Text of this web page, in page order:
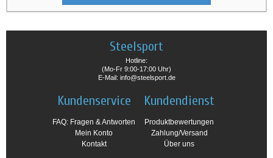
Steelsport
Hotline:
(Mo-Fr 9:00-17:00 Uhr)
E-Mail: info@steelsport.de
Kundenservice
FAQ: Fragen & Antworten
Mein Konto
Kontakt
Kundendienst
Produktbewertungen
Zahlung/Versand
Über uns